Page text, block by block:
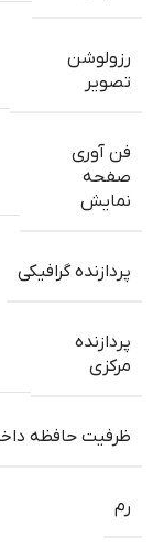
رزولوشن
تصویر
فن آوری
صفحه
نمایش
پردازنده گرافیکی
پردازنده
مرکزی
ظرفیت حافظه
رم